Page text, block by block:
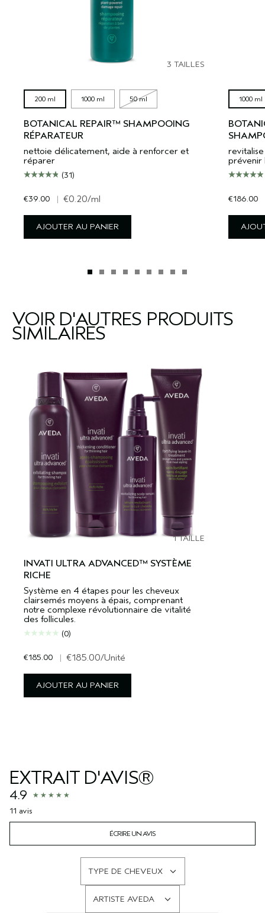
3 TAILLES
200 ml 1000 ml 50 ml
BOTANICAL REPAIR™ SHAMPOOING
RÉPARATEUR
nettoie délicatement, aide à renforcer et
réparer
(31)
€39.00 | €0.20/ml
AJOUTER AU PANIER
1000 ml
prévenir
€186.00
VOIR D'AUTRES PRODUITS
SIMILAIRES
1 TAILLE
INVATI ULTRA ADVANCED™ SYSTÈME
RICHE
Système en 4 étapes pour les cheveux
clairsemés moyens à épais, comprenant
notre complexe révolutionnaire de vitalité
des follicules.
(0)
€185.00 | €185.00/Unité
AJOUTER AU PANIER
EXTRAIT D'AVIS®
4.9
11 avis
ÉCRIRE UN AVIS
TYPE DE CHEVEUX
ARTISTE AVEDA